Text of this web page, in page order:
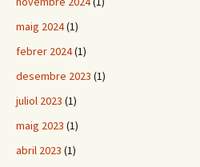
maig 2024(1)
febrer 2024(1)
desembre 2023 (1)
juliol 2023 (1)
maig 2023 (1)
abril 2023 (1)